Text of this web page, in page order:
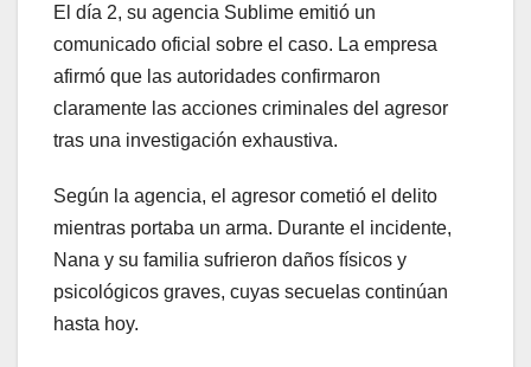
El día 2, su agencia Sublime emitió un
comunicado oficial sobre el caso. La empresa
afirmó que las autoridades confirmaron
claramente las acciones criminales del agresor
tras una investigación exhaustiva.
Según la agencia, el agresor cometió el delito
mientras portaba un arma. Durante el incidente,
Nana y su familia sufrieron daños físicos y
psicológicos graves, cuyas secuelas continúan
hasta hoy.